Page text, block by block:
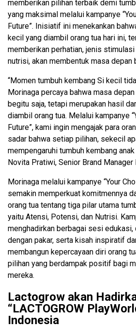
memberikan pilihan terbaik demi
yang maksimal melalui kampanye
Future”. Inisiatif ini menekankan
kecil yang diambil orang tua hari ini,
memberikan perhatian, jenis
nutrisi, akan membentuk masa depan
“Momen tumbuh kembang Si kecil
Morinaga percaya bahwa masa
begitu saja, tetapi merupakan hasil
diambil orang tua. Melalui kampanye
Future”, kami ingin mengajak para
sadar bahwa setiap pilihan, sekecil
mempengaruhi tumbuh kembang
Novita Pratiwi, Senior Brand Manager
Morinaga melalui kampanye “Your
semakin memperkuat komitmennya
orang tua tentang tiga pilar utama
yaitu Atensi, Potensi, dan Nutrisi.
menghadirkan berbagai sesi
dengan pakar, serta kisah inspiratif
membangun kepercayaan diri orang
pilihan yang berdampak positif bagi
mereka.
Lactogrow akan
“LACTOGROW
Indonesia